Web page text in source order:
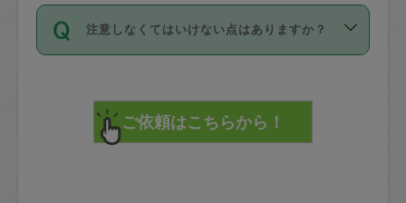
詳細FAQ：
損害賠償保険について教えて
72時間を超える※と、以下のキャンセル
料が発生します。
直前キャンセル料：
72時間前〜24時間前＝依頼料金の50%
まず、条件の合う気になるタスカジさ
みてください。
その後、一番気に入ったタスカジさんに
不在の場合の作業はタスカジさんの同意
が必要です。数回の依頼ののち、タスカ
ジさんと依頼者の間で十分な信頼関係が
てください。
不在時に部屋に入るためにタスカジさん
注意しなくてはいけない点はありますか？
で、必ず鍵のかかるロッカーや金庫に入
れて依頼者の責任の元管理するよう心掛
けてください。